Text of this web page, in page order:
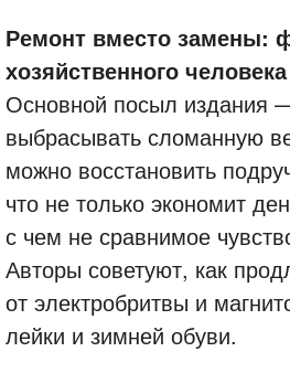
Ремонт вместо замены:
хозяйственного человека
Основной посыл издания
выбрасывать сломанную
можно восстановить
что не только экономит
с чем не сравнимое
Авторы советуют, как
от электробритвы и
лейки и зимней обуви.